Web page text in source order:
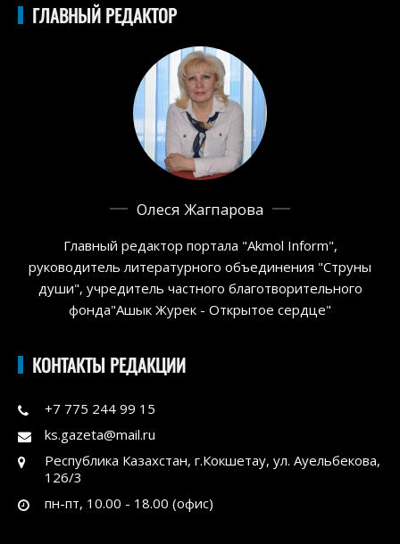
ГЛАВНЫЙ РЕДАКТОР
Олеся Жагпарова
Главный редактор портала "Akmol Inform",
руководитель литературного объединения "Струны
души", учредитель частного благотворительного
фонда"Ашык Журек - Открытое сердце"
КОНТАКТЫ РЕДАКЦИИ
+7 775 244 99 15
ks.gazeta@mail.ru
Республика Казахстан, г.Кокшетау, ул. Ауельбекова,
126/3
пн-пт, 10.00 - 18.00 (офис)